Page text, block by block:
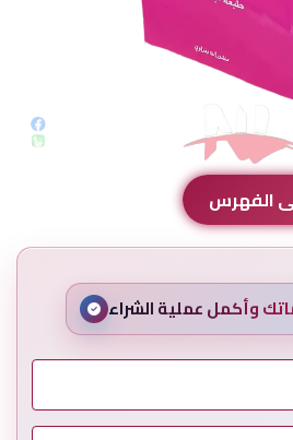
الفهرس
وأكمل عملية الشراء